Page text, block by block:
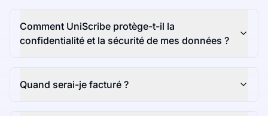
Comment UniScribe protège-t-il la
confidentialité et la sécurité de mes données ?
Quand serai-je facturé ?